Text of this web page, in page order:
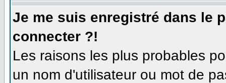
Je me suis enregistré dans le
connecter ?!
Les raisons les plus probables
un nom d'utilisateur ou mot de